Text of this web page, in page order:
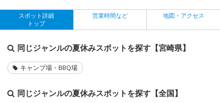
スポット詳細
トップ
営業時間など 地図・アクセス
同じジャンルの夏休みスポットを探す【宮崎県】
キャンプ場・BBQ場
同じジャンルの夏休みスポットを探す【全国】